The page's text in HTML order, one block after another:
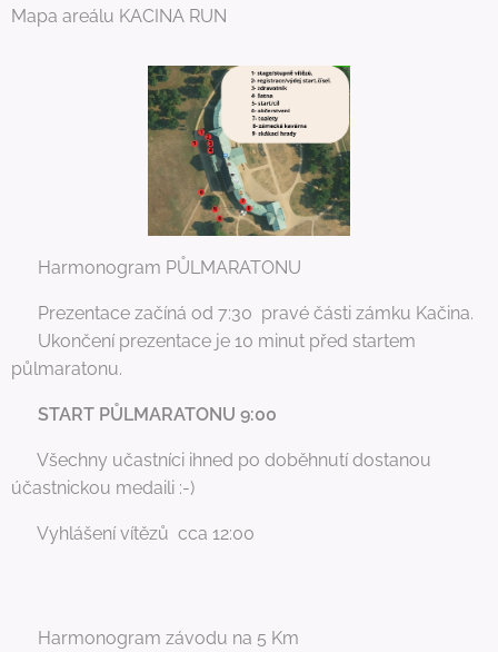
Mapa areálu KACINA RUN
📅 Harmonogram PŮLMARATONU
📍 Prezentace začíná od 7:30 pravé části zámku Kačina.
⏰ Ukončení prezentace je 10 minut před startem
půlmaratonu.
START PŮLMARATONU 9:00
🏁 Všechny učastníci ihned po doběhnutí dostanou
účastnickou medaili :-)
🥇 Vyhlášení vítězů cca 12:00
📅 Harmonogram závodu na 5 Km